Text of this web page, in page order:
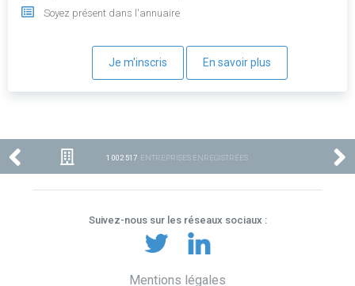
Soyez présent dans l'annuaire
Je m'inscris En savoir plus
1 002 517 ENTREPRISES ENREGISTRÉES
Suivez-nous sur les réseaux sociaux :
Mentions légales